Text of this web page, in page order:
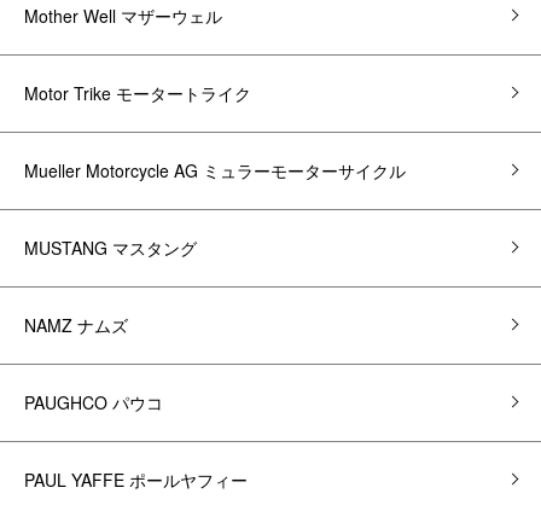
Mother Well マザーウェル
Motor Trike モータートライク
Mueller Motorcycle AG ミュラーモーターサイクル
MUSTANG マスタング
NAMZ ナムズ
PAUGHCO パウコ
PAUL YAFFE ポールヤフィー